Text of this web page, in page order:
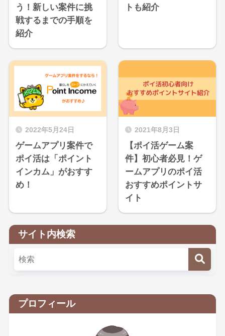
う！新しい案件に挑
戦するまでの手順を
紹介
トも紹介
2022年5月24日
ゲームアプリ案件で
ポイ活は「ポイント
インカム」がおすす
め！
2021年8月3日
【ポイ活ゲーム案
件】初心者必見！ゲ
ームアプリのポイ活
おすすめポイントサ
イト
サイト内検索
プロフィール